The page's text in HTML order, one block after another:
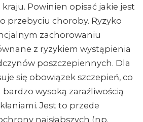
Powinien opisać jakie jest
przebyciu choroby. Ryzyko
zachorowaniu
z ryzykiem wystąpienia
poszczepiennych. Dla
się obowiązek szczepień, co
bardzo wysoką zaraźliwością
Jest to przede
najsłabszych (np.